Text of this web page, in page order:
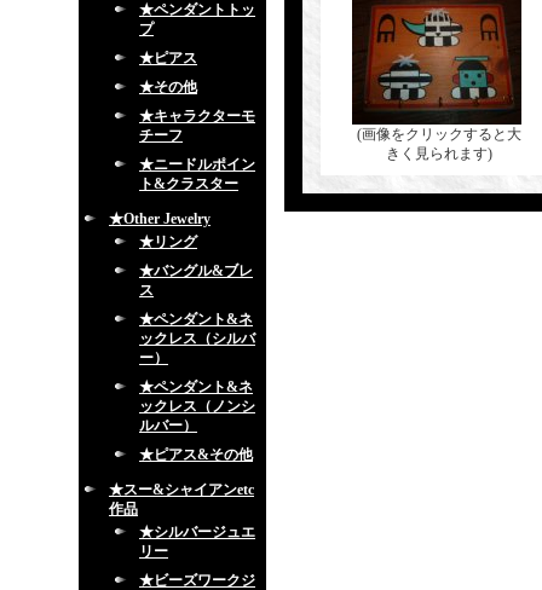
★ペンダントトッ
プ
★ピアス
★その他
★キャラクターモ
チーフ
★ニードルポイン
ト&クラスター
★Other Jewelry
★リング
★バングル&ブレ
ス
★ペンダント&ネ
ックレス（シルバ
ー）
★ペンダント&ネ
ックレス（ノンシ
ルバー）
★ピアス&その他
★スー&シャイアンetc
作品
★シルバージュエ
リー
★ビーズワークジ
(画像をクリックすると大
きく見られます)